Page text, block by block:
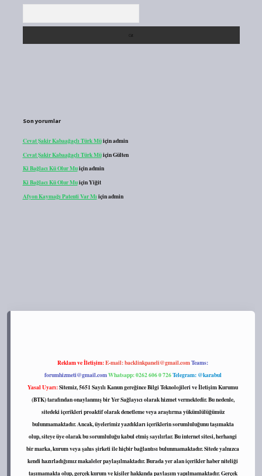
Son yorumlar
Cevat Şakir Kabaağaçlı Türk Müiçinadmin
Cevat Şakir Kabaağaçlı Türk MüiçinGülten
Ki Bağlacı Kü Olur Muiçinadmin
Ki Bağlacı Kü Olur MuiçinYiğit
Afyon Kaymağı Patenti Var Mı içinadmin
Reklam ve İletişim:E-mail:backlinkpaneli@gmail.comTeams:
forumhizmeti@gmail.comWhatsapp: 0262 606 0 726Telegram: @karabul
Yasal Uyarı:Sitemiz, 5651 Sayılı Kanun gereğince Bilgi Teknolojileri ve İletişim Kurumu
(BTK) tarafından onaylanmış bir Yer Sağlayıcı olarak hizmet vermektedir. Bu nedenle,
sitedeki içerikleri proaktif olarak denetleme veya araştırma yükümlülüğümüz
bulunmamaktadır. Ancak, üyelerimiz yazdıkları içeriklerin sorumluluğunu taşımakta
olup, siteye üye olarak bu sorumluluğu kabul etmiş sayılırlar. Bu internet sitesi, herhangi
bir marka, kurum veya şahıs şirketi ile hiçbir bağlantısı bulunmamaktadır. Sitede yalnızca
kendi hazırladığımız makaleler paylaşılmaktadır. Burada yer alan içerikler haber niteliği
taşımamakta olup, gerçek kurum ve kişiler hakkında paylaşım yapılmamaktadır. Gerçek